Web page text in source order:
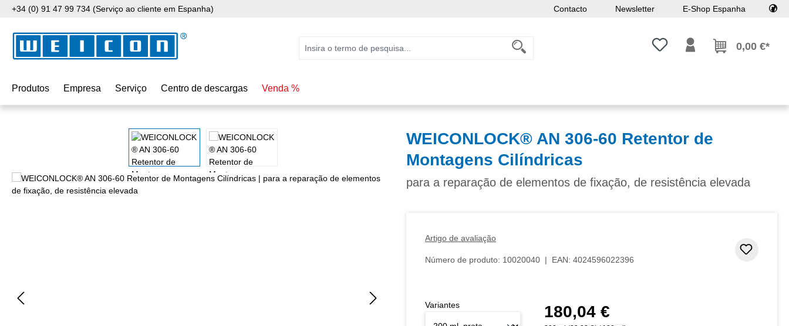
o conteúdo principal
Saltar para a pesquisa
Saltar para a navegação principal
+34 (0) 91 47 99 734 (Serviço ao cliente em Espanha) Contacto Newsletter E-Shop Espanha
Tem 0 itens da lista de desejos
0,00 €*
Produtos Empresa Serviço Centro de descargas Venda %
WEICONLOCK® AN 306-60 Retentor de
Montagens Cilíndricas
para a reparação de elementos de fixação, de resistência elevada
Artigo de avaliação
Número de produto: 10020040 | EAN: 4024596022396
Preço normal:
180,04 €
Variantes